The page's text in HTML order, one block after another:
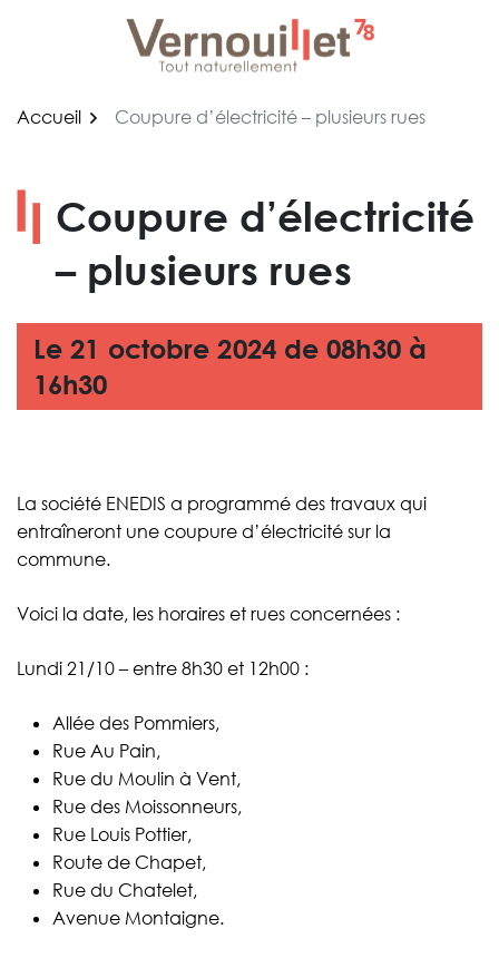
Accueil Coupure d’électricité – plusieurs rues
Coupure d’électricité
– plusieurs rues
Le21 octobre 2024 de 08h30 à
16h30
La société ENEDIS a programmé des travaux qui
entraîneront une coupure d’électricité sur la
commune.
Voici la date, les horaires et rues concernées :
Lundi 21/10 – entre 8h30 et 12h00 :
Allée des Pommiers,
Rue Au Pain,
Rue du Moulin à Vent,
Rue des Moissonneurs,
Rue Louis Pottier,
Route de Chapet,
Rue du Chatelet,
Avenue Montaigne.